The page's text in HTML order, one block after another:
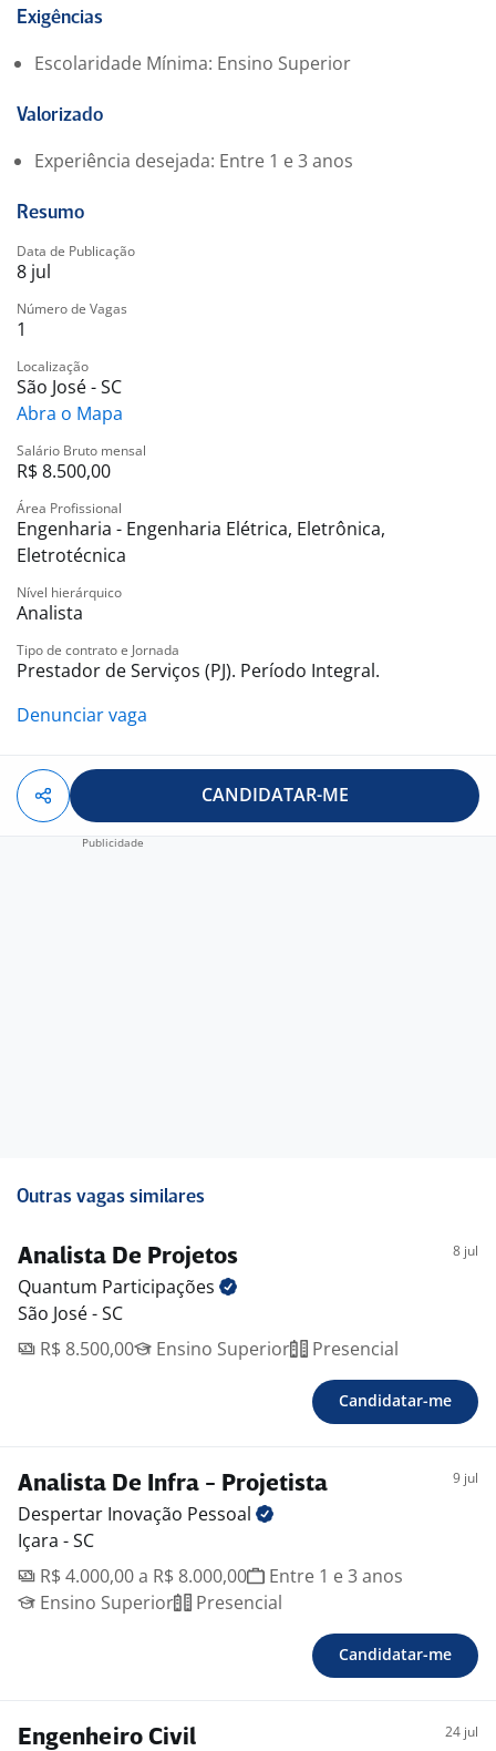
orçamentos.
Ensino Superior completo em Engenharia Elétrica,
Engenharia Mecânica ou Engenharia Civil;
Experiência comprovada com orçamento de
Subestações de Alta Tensão;
e composição de custos;
Diferenciais
Experiência em empresas do segmento de energia;
Conhecimento em processos de licitação e formação
de preços;
Facilidade para trabalhar em equipe e cumprir prazos.
Exigências
Escolaridade Mínima: Ensino Superior
Valorizado
Experiência desejada: Entre 1 e 3 anos
Resumo
Data de Publicação
8 jul
Número de Vagas
1
Localização
São José - SC
Abra o Mapa
Salário Bruto mensal
R$ 8.500,00
Área Profissional
Engenharia - Engenharia Elétrica, Eletrônica,
Eletrotécnica
Nível hierárquico
Analista
Tipo de contrato e Jornada
Prestador de Serviços (PJ). Período Integral.
Denunciar vaga
CANDIDATAR-ME
Outras vagas similares
Analista De Projetos 8 jul
Quantum Participações
São José - SC
R$ 8.500,00
Ensino Superior Presencial
Candidatar-me
Analista De Infra - Projetista 9 jul
Despertar Inovação Pessoal
Içara - SC
R$ 4.000,00 a R$ 8.000,00
Entre 1 e 3 anos
Ensino Superior
Presencial
Candidatar-me
Engenheiro Civil 24 jul